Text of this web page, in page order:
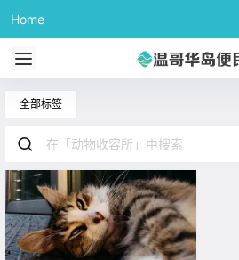
Home
全部标签